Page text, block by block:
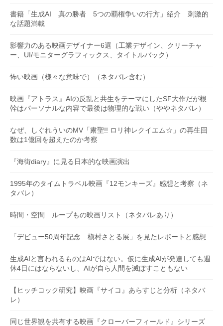
書籍「生成AI 真の勝者 5つの覇権争いの行方」紹介 刺激的
な話題満載
影響力のある映画デザイナー6選（工業デザイン、クリーチャ
ー、UI/モニターグラフィックス、タイトルバック）
怖い映画（様々な意味で）（ネタバレ含む）
映画『アトラス』AIの反乱と共生をテーマにしたSF大作だが根
幹はパーソナルな内容で最後は物理的な戦い（ややネタバレ）
なぜ、しぐれういのMV「粛聖!! ロリ神レクイエム☆」の再生回
数は1億回を超えたのか考察
『海街diary』に見る日本的な映画演出
1995年のタイムトラベル映画『12モンキーズ』感想と考察（ネ
タバレ）
時間・空間 ループもの映画リスト（ネタバレあり）
「デビュー50周年記念 槇村さとる展」を見たレポートと感想
生成AIと言われるものはAIではない。仮に生成AIが発達しても週
休4日にはならないし、AIが自ら人間を滅ぼすこともない
【ヒッチコック研究】映画『サイコ』あらすじと分析（ネタバ
レ）
同じ世界観を共有する映画『クローバーフィールド』シリーズ